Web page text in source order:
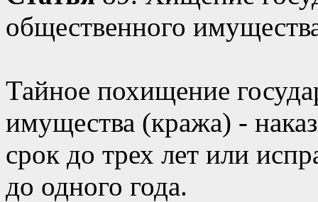
общественного
Тайное похищение
имущества (кража) -
срок до трех лет или
до одного года.